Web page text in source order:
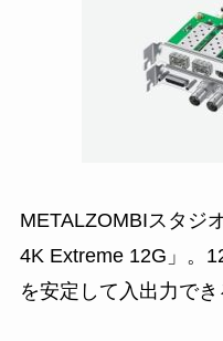
METALZOMBIスタジ
4K Extreme 12G」。
を安定して入出力でき